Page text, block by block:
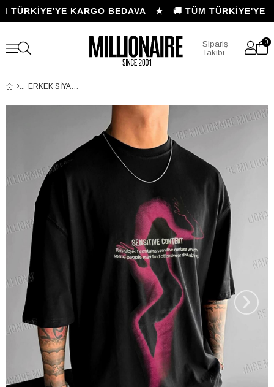
KARGO BEDAVA ★🚚 TÜM TÜRKİYE'YE
Sipariş
Takibi
0
ERKEK SIYAH SILUET SENSITIVE CONTENT OVERSIZE FIT BOL GENIŞ KALIP SALAŞ KESIM T-SHIRT
›